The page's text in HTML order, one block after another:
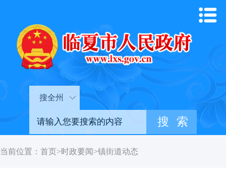
搜全州
当前位置： 首页>时政要闻 >镇街道动态